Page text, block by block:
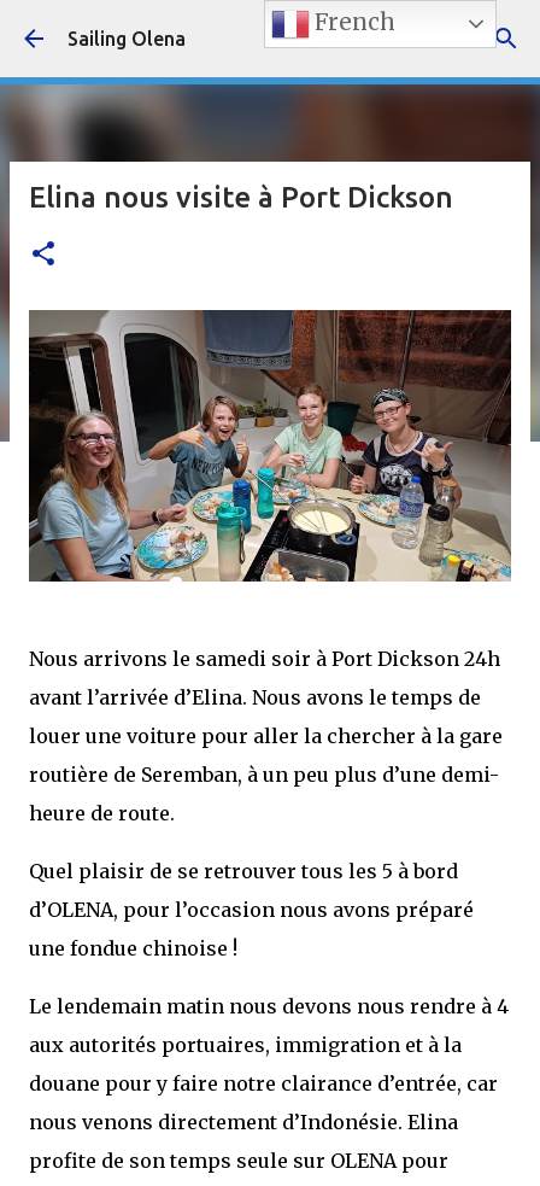
Accéder au contenu principal
Sailing Olena
Elina nous visite à Port Dickson
Nous arrivons le samedi soir à Port Dickson 24h
avant l’arrivée d’Elina. Nous avons le temps de
louer une voiture pour aller la chercher à la gare
routière de Seremban, à un peu plus d’une demi-
heure de route.
Quel plaisir de se retrouver tous les 5 à bord
d’OLENA, pour l’occasion nous avons préparé
une fondue chinoise !
Le lendemain matin nous devons nous rendre à 4
aux autorités portuaires, immigration et à la
douane pour y faire notre clairance d’entrée, car
nous venons directement d’Indonésie. Elina
profite de son temps seule sur OLENA pour
French